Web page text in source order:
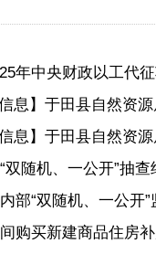
年中央财政以工代
息】于田县自然资
息】于田县自然资
随机、一公开”抽查
部“双随机、一公开
购买新建商品住房